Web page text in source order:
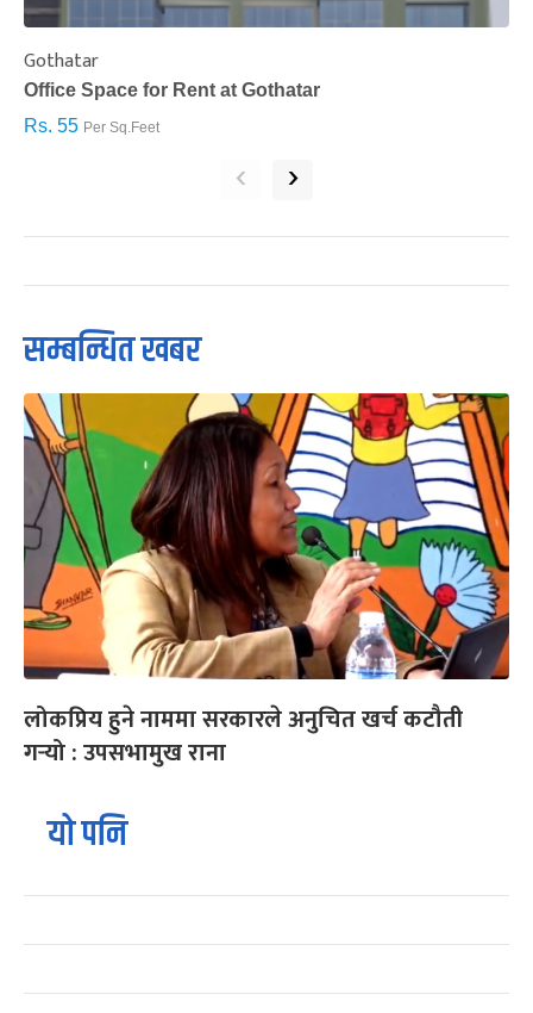
Gothatar
Office Space for Rent at Gothatar
Rs. 55 Per Sq.Feet
‹ ›
सम्बन्धित खबर
लोकप्रिय हुने नाममा सरकारले अनुचित खर्च कटौती
गर्‍यो : उपसभामुख राना
यो पनि